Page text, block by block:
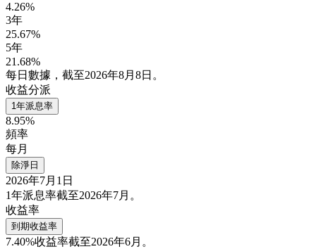
4.26%
3年
25.67%
5年
21.68%
每日數據，截至2026年8月8日。
收益分派
1年派息率
8.95%
頻率
每月
除淨日
2026年7月1日
1年派息率截至2026年7月。
收益率
到期收益率
7.40%收益率截至2026年6月。